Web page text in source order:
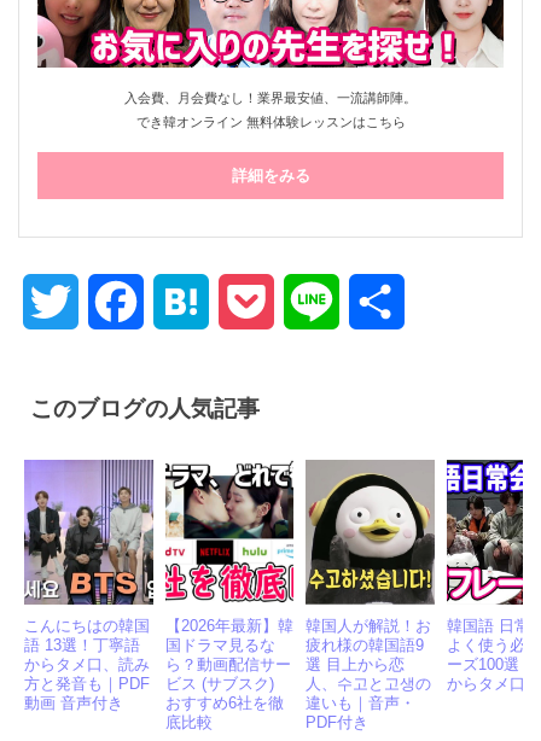
入会費、月会費なし！業界最安値、一流講師陣。
でき韓オンライン 無料体験レッスンはこちら
詳細をみる
Twitter FacebookHatena Pocket Line
このブログの人気記事
こんにちはの韓国
語 13選！丁寧語
からタメ口、読み
方と発音も｜PDF
動画 音声付き
【2026年最新】韓
国ドラマ見るな
ら？動画配信サー
ビス (サブスク)
おすすめ6社を徹
底比較
韓国人が解説！お
疲れ様の韓国語9
選 目上から恋
人、수고と고생の
違いも｜音声・
PDF付き
韓国語 日常
よく使う必
ーズ100選｜
からタメ口